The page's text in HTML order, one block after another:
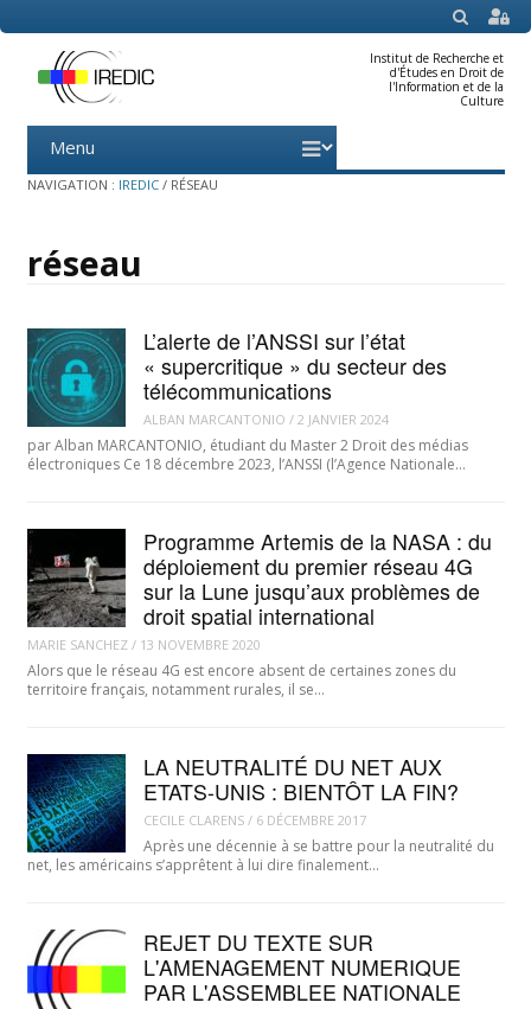
SEARCH
Institut de Recherche et
d'Études en Droit de
l'Information et de la
Culture
Menu
content
NAVIGATION : IREDIC / RÉSEAU
réseau
L’alerte de l’ANSSI sur l’état
« supercritique » du secteur des
télécommunications
ALBAN MARCANTONIO / 2 JANVIER 2024
par Alban MARCANTONIO, étudiant du Master 2 Droit des médias
électroniques Ce 18 décembre 2023, l’ANSSI (l’Agence Nationale…
Programme Artemis de la NASA : du
déploiement du premier réseau 4G
sur la Lune jusqu’aux problèmes de
droit spatial international
MARIE SANCHEZ/ 13 NOVEMBRE 2020
Alors que le réseau 4G est encore absent de certaines zones du
territoire français, notamment rurales, il se…
LA NEUTRALITÉ DU NET AUX
ETATS-UNIS : BIENTÔT LA FIN?
CECILE CLARENS/ 6 DÉCEMBRE 2017
Après une décennie à se battre pour la neutralité du
net, les américains s’apprêtent à lui dire finalement…
REJET DU TEXTE SUR
L'AMENAGEMENT NUMERIQUE
PAR L'ASSEMBLEE NATIONALE